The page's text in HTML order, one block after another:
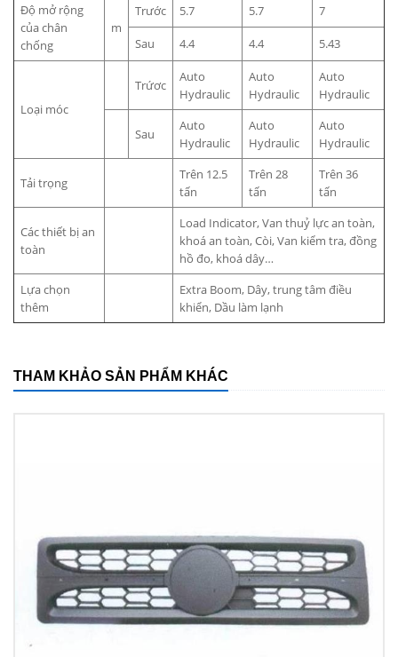
Độ mở rộng
của chân
chống
m
Trước 5.7 5.7 7
Sau 4.4 4.4 5.43
Loại móc
Trứơc
Auto
Hydraulic
Auto
Hydraulic
Auto
Hydraulic
Sau
Auto
Hydraulic
Auto
Hydraulic
Auto
Hydraulic
Tải trọng
Trên 12.5
tấn
Trên 28
tấn
Trên 36
tấn
Các thiết bị an
toàn
Load Indicator, Van thuỷ lực an toàn,
khoá an toàn, Còi, Van kiểm tra, đồng
hồ đo, khoá dây…
Lựa chọn
thêm
Extra Boom, Dây, trung tâm điều
khiển, Dầu làm lạnh
THAM KHẢO SẢN PHẨM KHÁC